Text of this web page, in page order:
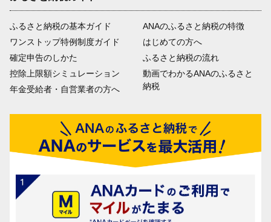
ふるさと納税の基本ガイド
ワンストップ特例制度ガイド
確定申告のしかた
控除上限額シミュレーション
年金受給者・自営業者の方へ
ANAのふるさと納税の特徴
はじめての方へ
ふるさと納税の流れ
動画でわかるANAのふるさと
納税